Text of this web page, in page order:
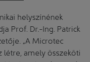
helyszínének
Prof. Dr.-Ing. Patrick
„A Microtec
létre, amely összeköti